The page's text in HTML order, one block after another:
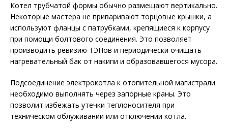
Котел трубчатой формы обычно размещают вертикально.
Некоторые мастера не приваривают торцовые крышки, а
используют фланцы с патрубками, крепящиеся к корпусу
при помощи болтового соединения. Это позволяет
производить ревизию ТЭНов и периодически очищать
нагревательный бак от накипи и образовавшегося мусора.
Подсоединение электрокотла к отопительной магистрали
необходимо выполнять через запорные краны. Это
позволит избежать утечки теплоносителя при
техническом облуживании или отключении котла.